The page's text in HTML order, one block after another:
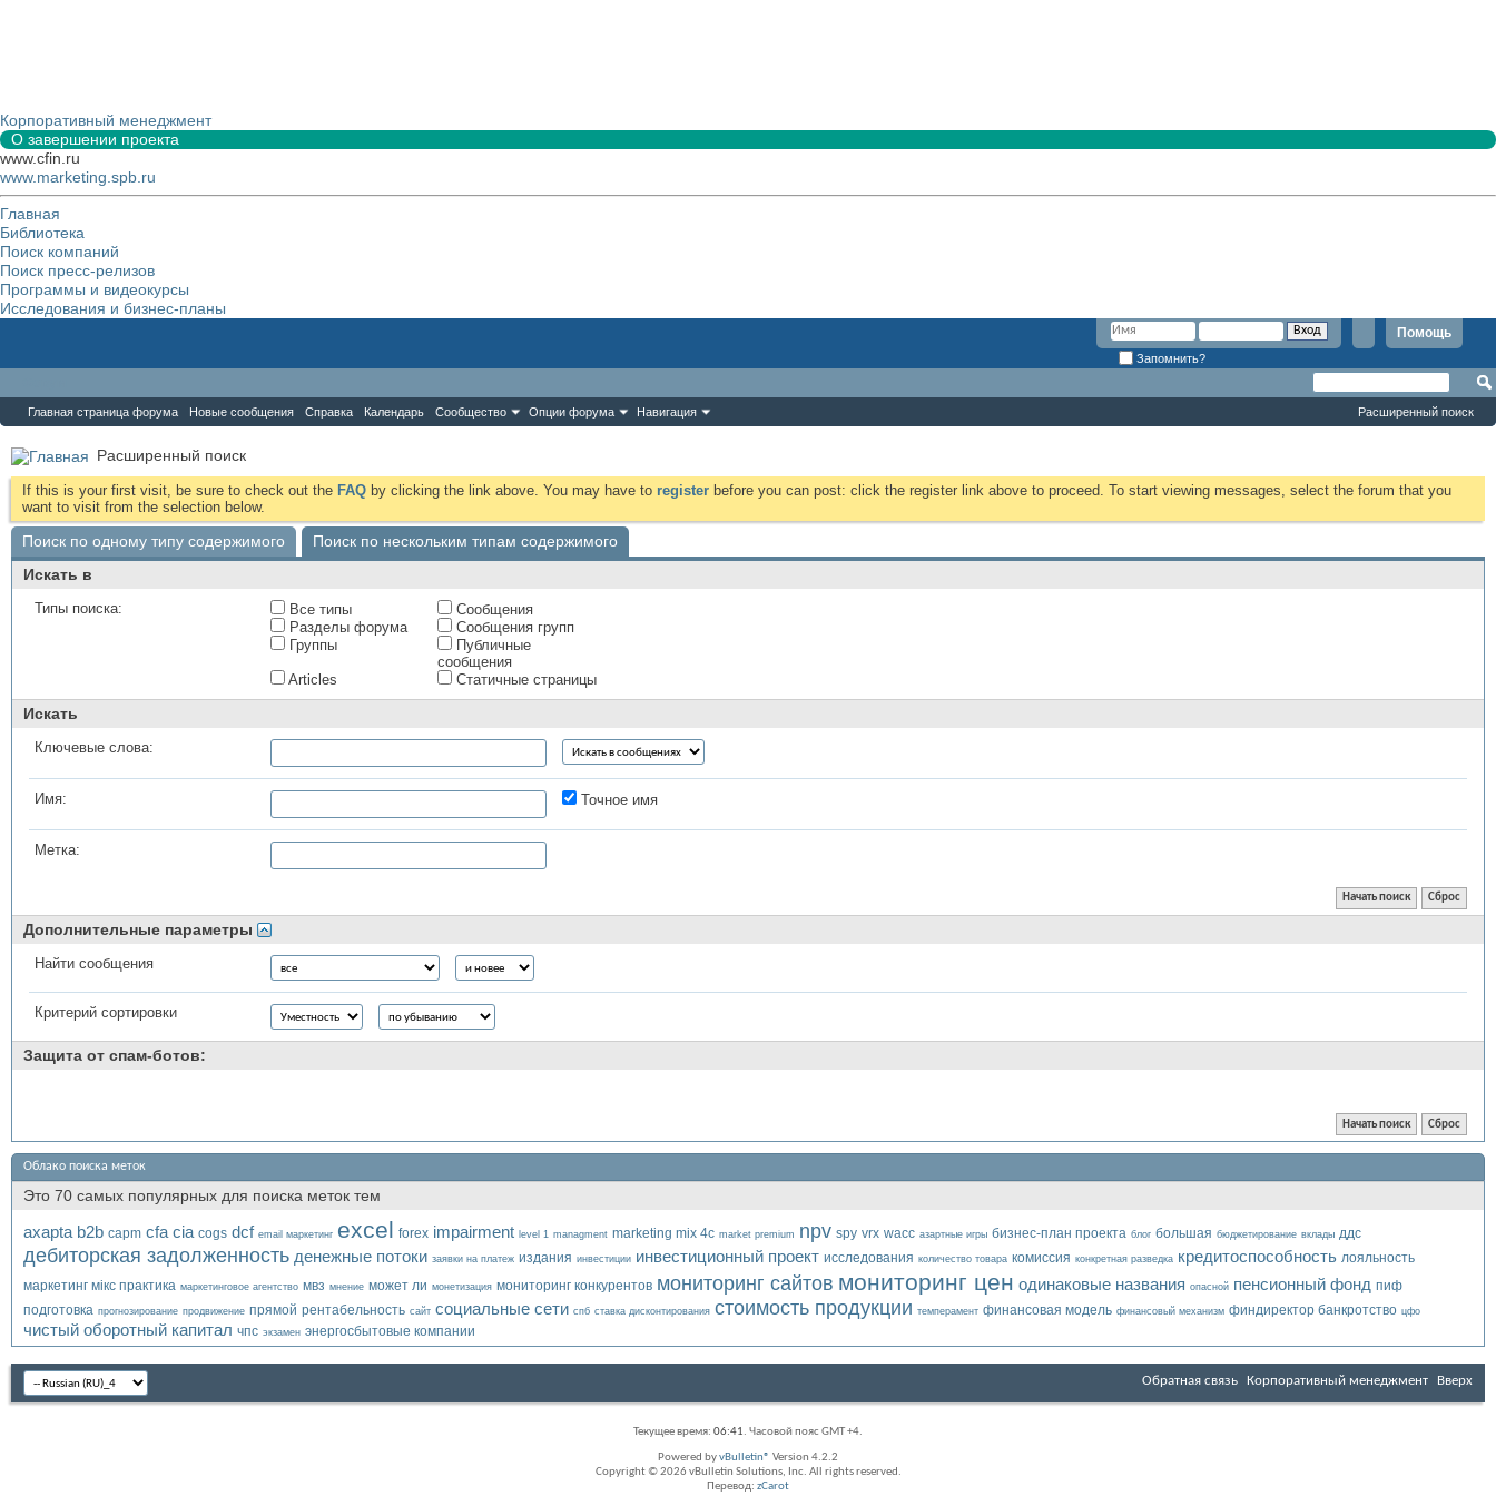
Корпоративный менеджмент
О завершении проекта
www.cfin.ru
www.marketing.spb.ru
Главная
Библиотека
Поиск компаний
Поиск пресс-релизов
Программы и видеокурсы
Исследования и бизнес-планы
Помощь
Запомнить?
Главная страница форума Новые сообщения Справка Календарь Сообщество Опции форума Навигация Расширенный поиск
Расширенный поиск
If this is your first visit, be sure to check out the FAQ by clicking the link above. You may have to register before you can post: click the register link above to proceed. To start viewing messages, select the forum that you
want to visit from the selection below.
Поиск по одному типу содержимого
Поиск по нескольким типам содержимого
Искать в
Типы поиска: Все типы
Сообщения
Разделы форума
Сообщения групп
Группы
Публичные
сообщения
Articles
Статичные страницы
Искать
Ключевые слова:
Имя: Точное имя
Метка:
Дополнительные параметры
Найти сообщения
Критерий сортировки
Защита от спам-ботов:
Облако поиска меток
Это 70 самых популярных для поиска меток тем
axapta b2b capm cfa cia cogs dcf email маркетинг excel forex impairment level 1 managment marketing mix 4c market premium npv spy vrx wacc азартные игры бизнес-план проекта блог большая бюджетирование вклады ддс
дебиторская задолженность денежные потоки заявки на платеж издания инвестиции инвестиционный проект исследования количество товара комиссия конкретная разведка кредитоспособность лояльность
маркетинг мікс практика маркетинговое агентство мвз мнение может ли монетизация мониторинг конкурентов мониторинг сайтов мониторинг цен одинаковые названия опасной пенсионный фонд пиф
подготовка прогнозирование продвижение прямой рентабельность сайт социальные сети спб ставка дисконтирования стоимость продукции темперамент финансовая модель финансовый механизм финдиректор банкротство цфо
чистый оборотный капитал чпс экзамен энергосбытовые компании
Обратная связь Корпоративный менеджмент Вверх
Текущее время: 06:41. Часовой пояс GMT +4.
Powered byvBulletin® Version 4.2.2
Copyright © 2026 vBulletin Solutions, Inc. All rights reserved.
Перевод: zCarot